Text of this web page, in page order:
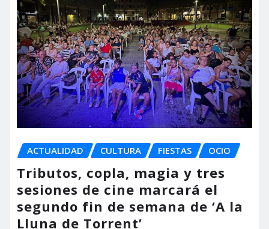
ACTUALIDAD CULTURA FIESTAS OCIO
Tributos, copla, magia y tres
sesiones de cine marcará el
segundo fin de semana de ‘A la
Lluna de Torrent’